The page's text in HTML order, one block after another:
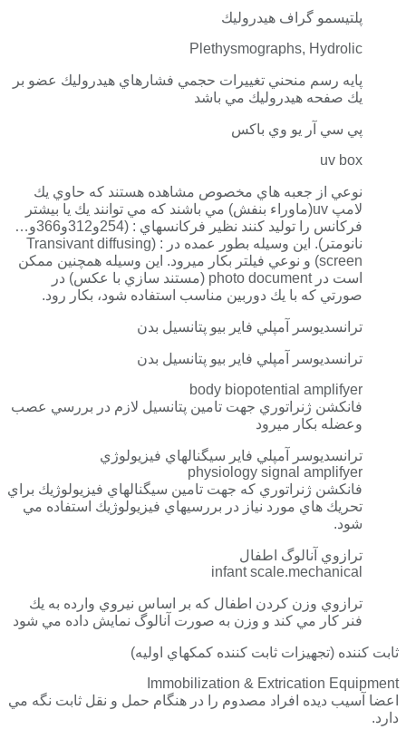
پلتيسمو گراف هيدروليك
Plethysmographs, Hydrolic
پايه رسم منحني تغييرات حجمي فشارهاي هيدروليك عضو بر
يك صفحه هيدروليك مي باشد
پي سي آر يو وي باكس
uv box
نوعي از جعبه هاي مخصوص مشاهده هستند كه حاوي يك
لامپ uv(ماوراء بنفش) مي باشند كه مي توانند يك يا بيشتر
فركانس را توليد كنند نظير فركانسهاي : (254و312و366و…
نانومتر). اين وسيله بطور عمده در : (Transivant diffusing
screen) و نوعي فيلتر بكار ميرود. اين وسيله همچنين ممكن
است در photo document (مستند سازي با عكس) در
صورتي كه با يك دوربين مناسب استفاده شود، بكار رود.
ترانسديوسر آمپلي فاير بيو پتانسيل بدن
ترانسديوسر آمپلي فاير بيو پتانسيل بدن
body biopotential amplifyer
فانكشن ژنراتوري جهت تامين پتانسيل لازم در بررسي عصب
وعضله بكار ميرود
ترانسديوسر آمپلي فاير سيگنالهاي فيزيولوژي
physiology signal amplifyer
فانكشن ژنراتوري كه جهت تامين سيگنالهاي فيزيولوژيك براي
تحريك هاي مورد نياز در بررسيهاي فيزيولوژيك استفاده مي
شود.
ترازوي آنالوگ اطفال
infant scale.mechanical
ترازوي وزن كردن اطفال كه بر اساس نيروي وارده به يك
فنر كار مي كند و وزن به صورت آنالوگ نمايش داده مي شود
ثابت كننده (تجهيزات ثابت كننده كمكهاي اوليه)
Immobilization & Extrication Equipment
اعضا آسيب ديده افراد مصدوم را در هنگام حمل و نقل ثابت نگه مي
دارد.